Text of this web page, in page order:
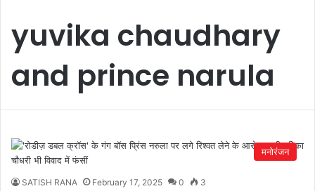
yuvika chaudhary
and prince narula
मनोरंजन
SATISH RANA February 17, 2025 0 3